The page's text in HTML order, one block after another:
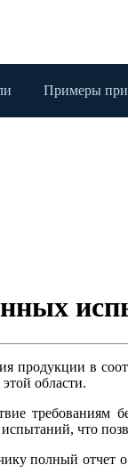
Примеры
в
области.
требованиям
что
полный